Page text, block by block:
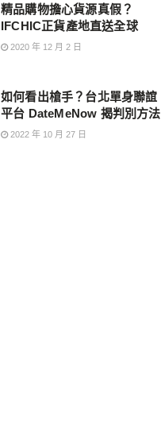
精品購物擔心貨源真假？
IFCHIC正貨產地直送全球
2020 年 12 月 2 日
如何看出槍手？台北單身聯誼
平台 DateMeNow 揭判別方法
2022 年 10 月 27 日